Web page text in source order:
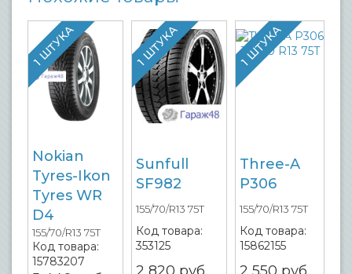
1 ШТУКА
Nokian
Tyres-Ikon
Tyres WR
D4
155/70/R13 75T
Код товара:
15783207
1 ШТУКА
Sunfull
SF982
155/70/R13 75T
Код товара:
353125
1 ШТУКА
Three-A
P306
155/70/R13 75T
Код товара:
15862155